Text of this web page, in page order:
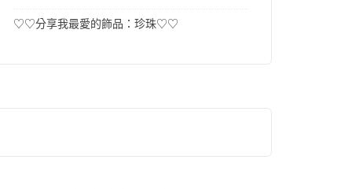
♡♡分享我最愛的飾品：珍珠♡♡